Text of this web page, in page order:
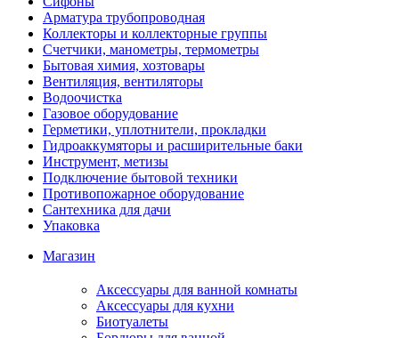
Арматура трубопроводная
Коллекторы и коллекторные группы
Счетчики, манометры, термометры
Бытовая химия, хозтовары
Вентиляция, вентиляторы
Водоочистка
Газовое оборудование
Герметики, уплотнители, прокладки
Гидроаккумяторы и расширительные баки
Инструмент, метизы
Подключение бытовой техники
Противопожарное оборудование
Сантехника для дачи
Упаковка
Магазин
Аксессуары для ванной комнаты
Аксессуары для кухни
Биотуалеты